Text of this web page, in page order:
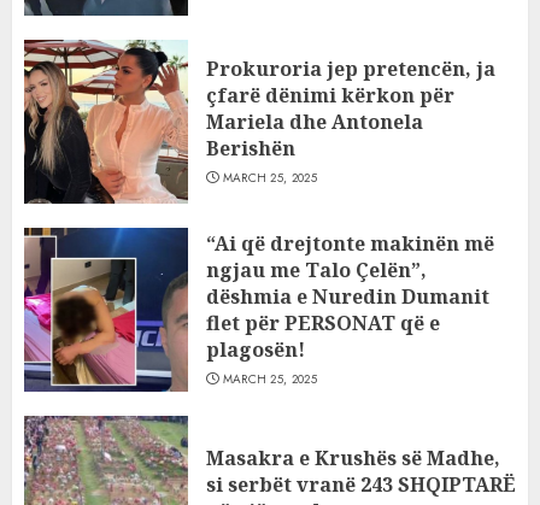
Prokuroria jep pretencën, ja
çfarë dënimi kërkon për
Mariela dhe Antonela
Berishën
MARCH 25, 2025
“Ai që drejtonte makinën më
ngjau me Talo Çelën”,
dëshmia e Nuredin Dumanit
flet për PERSONAT që e
plagosën!
MARCH 25, 2025
Masakra e Krushës së Madhe,
si serbët vranë 243 SHQIPTARË